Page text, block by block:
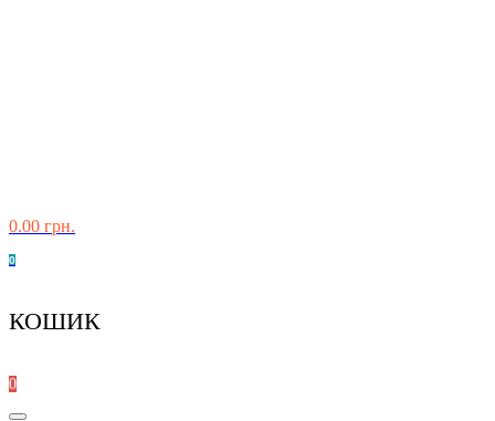
0.00 грн.
0
КОШИК
0